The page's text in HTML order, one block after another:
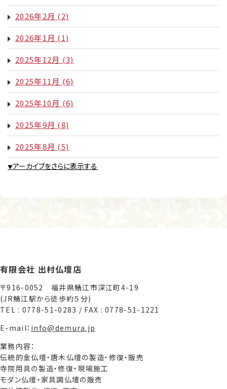
2026年2月 (2)
2026年1月 (1)
2025年12月 (3)
2025年11月 (6)
2025年10月 (6)
2025年9月 (8)
2025年8月 (5)
▼アーカイブをさらに表示する
有限会社 出村仏壇店
〒916-0052 福井県鯖江市深江町4-19
(JR鯖江駅から徒歩約５分)
TEL : 0778-51-0283 / FAX : 0778-51-1221
E-mail： info@demura.jp
業務内容：
伝統的金仏壇・唐木仏壇の製造・修復・販売
寺院用具の製造・修復・現場施工
モダン仏壇・家具調仏壇の販売